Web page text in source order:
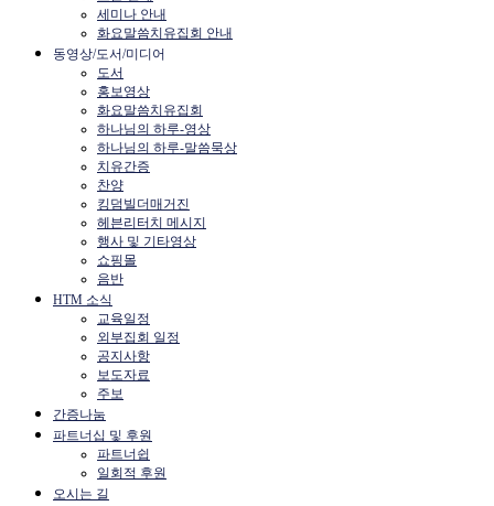
세미나 안내
화요말씀치유집회 안내
동영상/도서/미디어
도서
홍보영상
화요말씀치유집회
하나님의 하루-영상
하나님의 하루-말씀묵상
치유간증
찬양
킹덤빌더매거진
헤븐리터치 메시지
행사 및 기타영상
쇼핑몰
음반
HTM 소식
교육일정
외부집회 일정
공지사항
보도자료
주보
간증나눔
파트너십 및 후원
파트너쉽
일회적 후원
오시는 길